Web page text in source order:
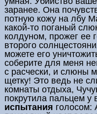
заранее. Она
потную кожу на лбу
какой-то поганый
колдуном, прожег ее
второго
можете его
соберите для меня
с расчески, и слюны
щетку! Это ведь не
комнаты отдыха,
покрутила пальцем у
испытания голосом: